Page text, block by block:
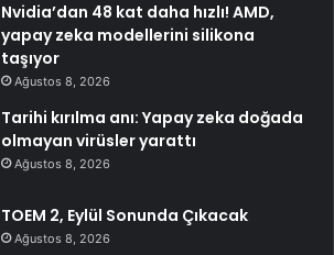
Nvidia’dan 48 kat daha hızlı! AMD,
yapay zeka modellerini silikona
taşıyor
Ağustos 8, 2026
Tarihi kırılma anı: Yapay zeka doğada
olmayan virüsler yarattı
Ağustos 8, 2026
TOEM 2, Eylül Sonunda Çıkacak
Ağustos 8, 2026